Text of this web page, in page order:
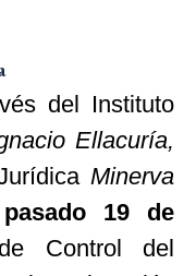
del Instituto
Ellacuría,
Minerva
19 de
Control del